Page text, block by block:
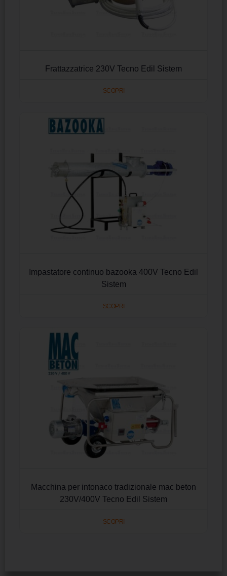
Frattazzatrice 230V Tecno Edil Sistem
SCOPRI
Impastatore continuo bazooka 400V Tecno Edil
Sistem
SCOPRI
Macchina per intonaco tradizionale mac beton
230V/400V Tecno Edil Sistem
SCOPRI